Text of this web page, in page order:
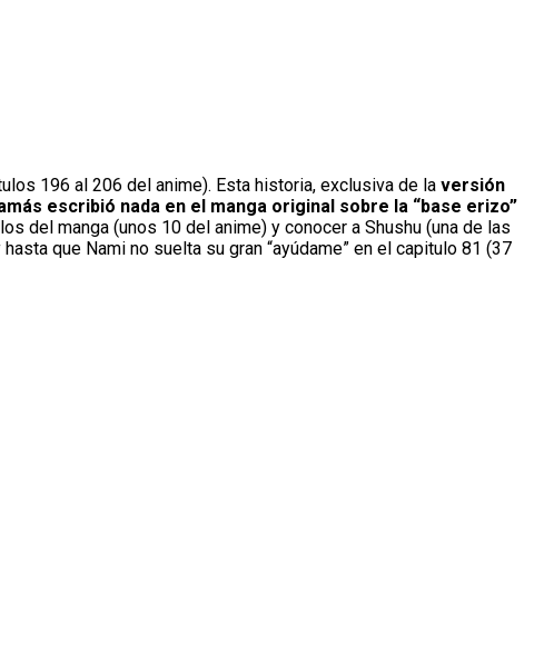
196 al 206 del anime). Esta historia, exclusiva de la versión
escribió nada en el manga original sobre la “base erizo”
del manga (unos 10 del anime) y conocer a Shushu (una de las
que Nami no suelta su gran “ayúdame” en el capitulo 81 (37